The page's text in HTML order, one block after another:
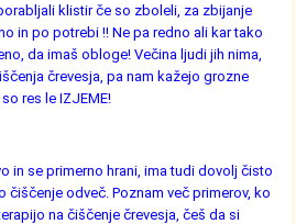
klistir če so zboleli, za zbijanje
in po potrebi !! Ne pa redno ali kar tako
da imaš obloge! Večina ljudi jih nima,
črevesja, pa nam kažejo grozne
res le IZJEME!
in se primerno hrani, ima tudi dovolj čisto
čiščenje odveč. Poznam več primerov, ko
na čiščenje črevesja, češ da si